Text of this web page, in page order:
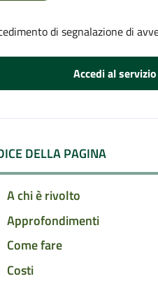
di segnalazione di
Accedi al servizio
DELLA PAGINA
A chi è rivolto
Approfondimenti
Come fare
Costi